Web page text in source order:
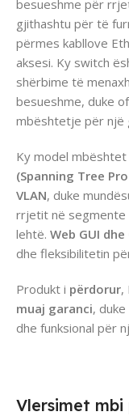
besueshme për
gjithashtu për të
përmes kabllove
aksesi. Ky switch
shërbime të
besueshme, duke
mbështetje për një
Ky model mbështet
(Spanning Tree
VLAN, duke
rrjetit në segmente
lehtë. Web GUI dhe
dhe fleksibilitetin
Produkt i përdorur,
muaj garanci,
dhe funksional për
Vlersimet